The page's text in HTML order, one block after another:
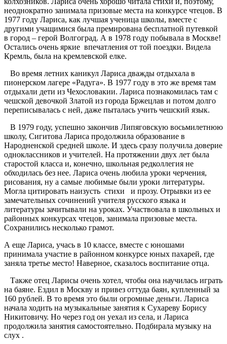
неоднократно занимала призовые места на конкурсе чтецов. В
1977 году Лариса, как лучшая ученица школы, вместе с
другими учащимися была премирована бесплатной путевкой
в город – герой Волгоград. А в 1978 году побывала в Москве!
Остались очень яркие впечатления от той поездки. Видела
Кремль, была на кремлевской елке.
Во время летних каникул Лариса дважды отдыхала в
пионерском лагере «Радуга». В 1977 году в это же время там
отдыхали дети из Чехословакии. Лариса познакомилась там с
чешской девочкой Златой из города Бржецлав и потом долго
переписывалась с ней, даже пыталась учить чешский язык.
В 1979 году, успешно закончив Липяговскую восьмилетнюю
школу, Сигитова Лариса продолжила образование в
Народненской средней школе. И здесь сразу получила доверие
одноклассников и учителей. На протяжении двух лет была
старостой класса и, конечно, школьная редколлегия не
обходилась без нее. Лариса очень любила уроки черчения,
рисования, ну а самые любимые были уроки литературы.
Могла цитировать наизусть стихи и прозу. Отрывки из ее
замечательных сочинений учителя русского языка и
литературы зачитывали на уроках. Участвовала в школьных и
районных конкурсах чтецов, занимала призовые места.
Сохранились несколько грамот.
А еще Лариса, учась в 10 классе, вместе с юношами
принимала участие в районном конкурсе юных пахарей, где
заняла третье место! Наверное, сказалось воспитание отца.
Также отец Ларисы очень хотел, чтобы она научилась играть
на баяне. Ездил в Москву и привез оттуда баян, купленный за
160 рублей. В то время это были огромные деньги. Лариса
начала ходить на музыкальные занятия к Сухареву Борису
Никитовичу. Но через год он уехал из села, и Лариса
продолжила занятия самостоятельно. Подбирала музыку на
слух .